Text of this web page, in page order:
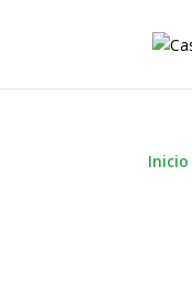
Inicio